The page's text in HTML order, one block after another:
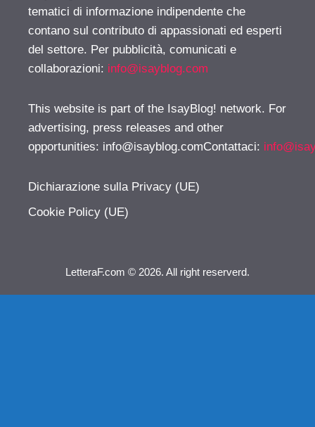
tematici di informazione indipendente che
contano sul contributo di appassionati ed esperti
del settore. Per pubblicità, comunicati e
collaborazioni: info@isayblog.com
This website is part of the IsayBlog! network. For
advertising, press releases and other
opportunities: info@isayblog.comContattaci:
Dichiarazione sulla Privacy (UE)
Cookie Policy (UE)
LetteraF.com © 2026. All right reserverd.